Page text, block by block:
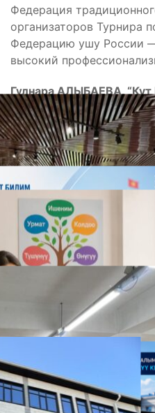
Федерация
организаторов
Федерацию ушу России
высокий
Гүлнара АЛЫБАЕВА, “Кут
Комментарии
Последние новости
ДЛЯ МЕТОДИСТОВ
НАЧАЛОСЬ ОБУЧЕНИЕ
05.08.2026
В ПРИМЕРНЫЕ
ВВЕДЕНА
31.07.2026
Абитуриент
БИШКЕКСКИЙ